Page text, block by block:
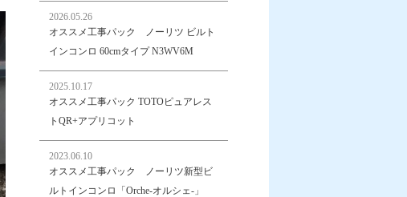
2026.05.26
オススメ工事パック ノーリツ ビルト
インコンロ 60cmタイプ N3WV6M
2025.10.17
オススメ工事パック TOTOピュアレス
トQR+アプリコット
2023.06.10
オススメ工事パック ノーリツ新型ビ
ルトインコンロ「Orche-オルシェ-」